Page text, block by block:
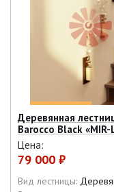
Деревянная
Barocco Black «MIR-
Цена:
79 000 ₽
Вид лестницы: